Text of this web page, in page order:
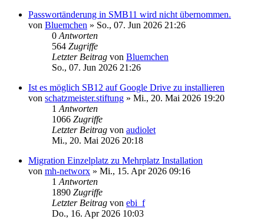
Passwortänderung in SMB11 wird nicht übernommen.
von Bluemchen » So., 07. Jun 2026 21:26
0 Antworten
564 Zugriffe
Letzter Beitrag von Bluemchen
So., 07. Jun 2026 21:26
Ist es möglich SB12 auf Google Drive zu installieren
von schatzmeister.stiftung » Mi., 20. Mai 2026 19:20
1 Antworten
1066 Zugriffe
Letzter Beitrag von audiolet
Mi., 20. Mai 2026 20:18
Migration Einzelplatz zu Mehrplatz Installation
von mh-networx » Mi., 15. Apr 2026 09:16
1 Antworten
1890 Zugriffe
Letzter Beitrag von ebi_f
Do., 16. Apr 2026 10:03